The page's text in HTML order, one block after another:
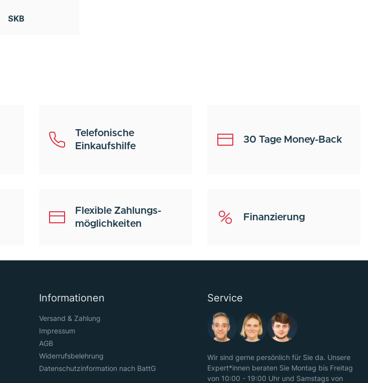
SKB
Telefonische
Einkaufshilfe
30 Tage Money-Back
Flexible Zahlungs-
möglichkeiten
Finanzierung
Informationen
Versand & Zahlung
Impressum
AGB
Widerrufsbelehrung
Datenschutzinformation nach BattG
Service
Wir sind gerne persönlich für Sie da. Unsere
Expert*innen beraten Sie Montag bis Freitag
von 10:00 - 19:00 Uhr und Samstags von